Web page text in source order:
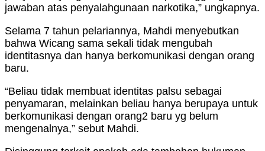
jawaban atas penyalahgunaan narkotika,” ungkapnya.
Selama 7 tahun pelariannya, Mahdi menyebutkan
bahwa Wicang sama sekali tidak mengubah
identitasnya dan hanya berkomunikasi dengan orang
baru.
“Beliau tidak membuat identitas palsu sebagai
penyamaran, melainkan beliau hanya berupaya untuk
berkomunikasi dengan orang2 baru yg belum
mengenalnya,” sebut Mahdi.